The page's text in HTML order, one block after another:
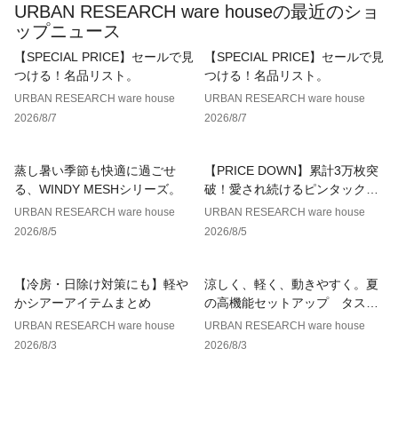
素材感
透け感 : ややあり(BEG)
伸縮性 : なし
裏地 : なし
光沢 : なし
ポケット : なし
URBAN RESEARCH ware houseの最近のショ
ップニュース
【SPECIAL PRICE】セールで見
つける！名品リスト。
URBAN RESEARCH ware house
2026/8/7
【SPECIAL PRICE】セールで見
つける！名品リスト。
URBAN RESEARCH ware house
2026/8/7
蒸し暑い季節も快適に過ごせ
る、WINDY MESHシリーズ。
URBAN RESEARCH ware house
2026/8/5
【PRICE DOWN】累計3万枚突
破！愛され続けるピンタックレ
ースブラウス
URBAN RESEARCH ware house
2026/8/5
【冷房・日除け対策にも】軽や
かシアーアイテムまとめ
URBAN RESEARCH ware house
2026/8/3
涼しく、軽く、動きやすく。夏
の高機能セットアップ タスラ
ンナイロンシリーズ
URBAN RESEARCH ware house
2026/8/3